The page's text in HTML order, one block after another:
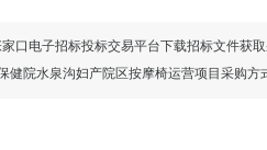
口电子招标投标交易平台下载招标文件获
院水泉沟妇产院区按摩椅运营项目采购